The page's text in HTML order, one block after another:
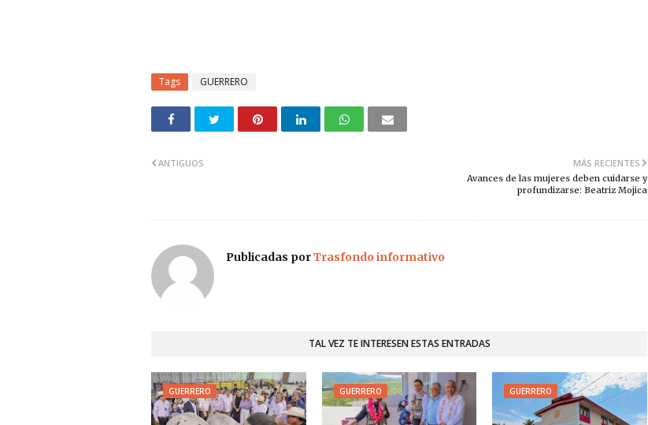
Tags GUERRERO
MÁS RECIENTES
Avances de las mujeres deben cuidarse y
profundizarse: Beatriz Mojica
ANTIGUOS
Publicadas porTrasfondo informativo
TAL VEZ TE INTERESEN ESTAS ENTRADAS
GUERRERO GUERRERO GUERRERO